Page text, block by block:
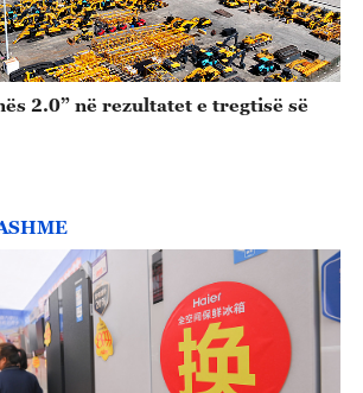
2.0” në rezultatet e tregtisë së